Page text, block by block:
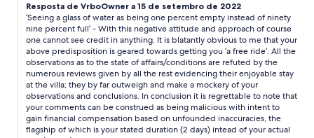
Resposta de VrboOwner a 15 de setembro de 2022
‘Seeing a glass of water as being one percent empty instead of ninety
nine percent full’ - With this negative attitude and approach of course
one cannot see credit in anything. It is blatantly obvious to me that your
above predisposition is geared towards getting you ‘a free ride’. All the
observations as to the state of affairs/conditions are refuted by the
numerous reviews given by all the rest evidencing their enjoyable stay
at the villa; they by far outweigh and make a mockery of your
observations and conclusions. In conclusion it is regrettable to note that
your comments can be construed as being malicious with intent to
gain financial compensation based on unfounded inaccuracies, the
flagship of which is your stated duration (2 days) intead of your actual